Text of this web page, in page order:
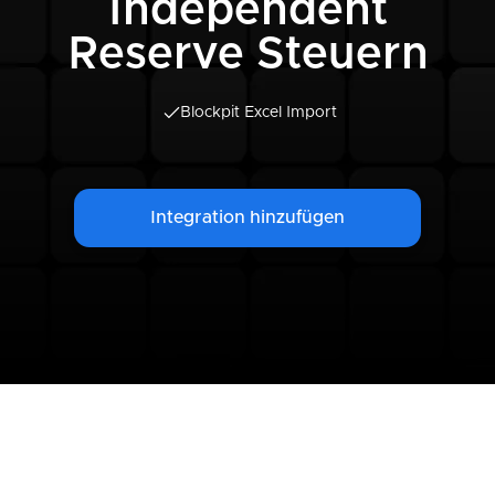
Independent
Reserve Steuern
Blockpit Excel Import
Integration hinzufügen